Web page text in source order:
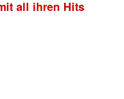
all ihren Hits